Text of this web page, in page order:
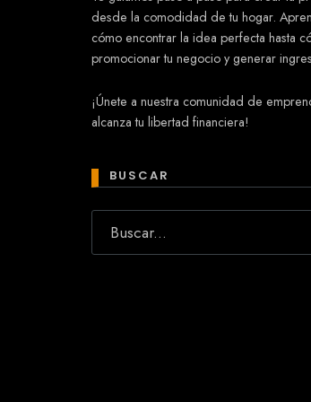
desde la comodidad de tu hogar.
cómo encontrar la idea perfecta hasta
promocionar tu negocio y generar
¡Únete a nuestra comunidad de
alcanza tu libertad financiera!
BUSCAR
En línea
¿Quieres que te ayude a crear un
negocio?